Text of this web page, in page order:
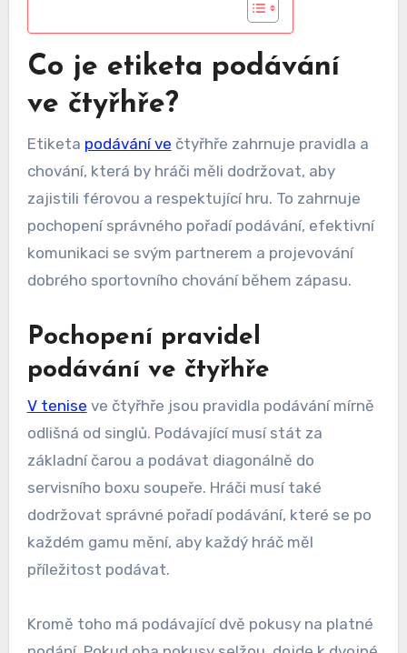
Co je etiketa podávání
ve čtyřhře?
Etiketa podávání ve čtyřhře zahrnuje pravidla a
chování, která by hráči měli dodržovat, aby
zajistili férovou a respektující hru. To zahrnuje
pochopení správného pořadí podávání, efektivní
komunikaci se svým partnerem a projevování
dobrého sportovního chování během zápasu.
Pochopení pravidel
podávání ve čtyřhře
V tenise ve čtyřhře jsou pravidla podávání mírně
odlišná od singlů. Podávající musí stát za
základní čarou a podávat diagonálně do
servisního boxu soupeře. Hráči musí také
dodržovat správné pořadí podávání, které se po
každém gamu mění, aby každý hráč měl
příležitost podávat.
Kromě toho má podávající dvě pokusy na platné